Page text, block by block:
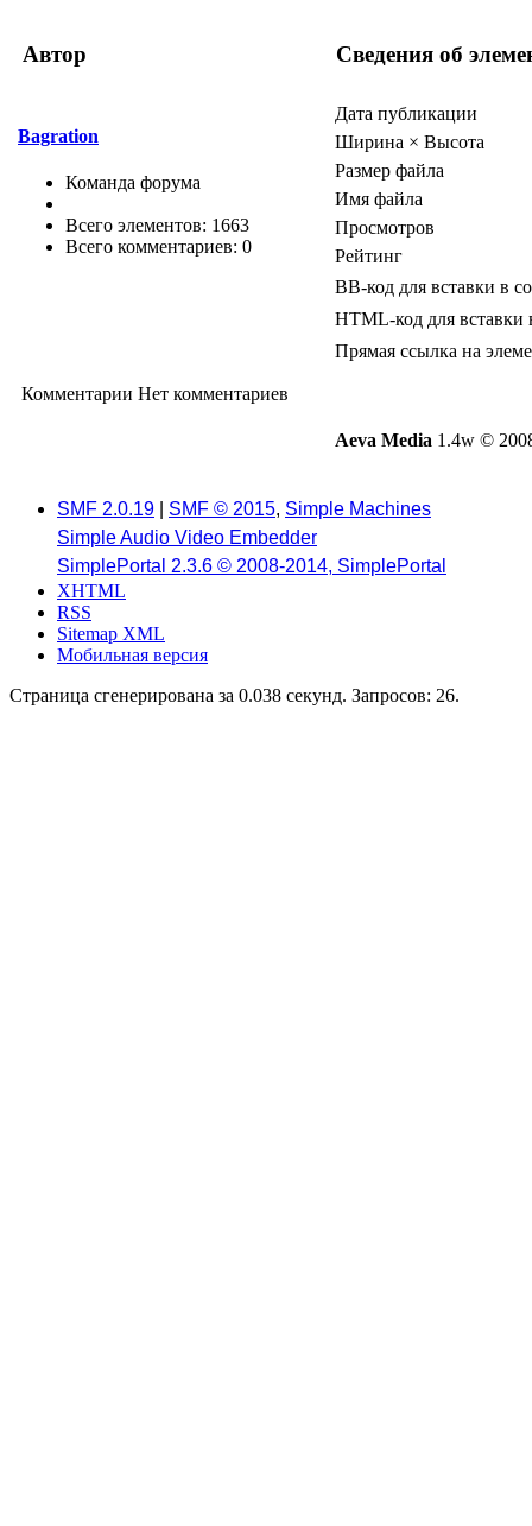
Автор Сведения об
Bagration
Команда форума
Всего элементов: 1663
Всего комментариев: 0
Дата публикации
Ширина × Высота
Размер файла
Имя файла
Просмотров
Рейтинг
BB-код для вставки в
HTML-код для вставки
Прямая ссылка на
Комментарии Нет комментариев
Aeva Media 1.4w ©
SMF 2.0.19 SMF © 2015, Simple Machines
Simple Audio Video Embedder
SimplePortal 2.3.6 © 2008-2014, SimplePortal
XHTML
RSS
Sitemap XML
Мобильная версия
Страница сгенерирована за 0.038 секунд. Запросов: 26.